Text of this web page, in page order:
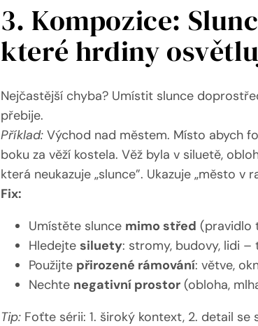
3. Kompozice:
které hrdiny
Nejčastější chyba? Umístit slunce
přebije.
Příklad: Východ nad městem. Místo abych
boku za věží kostela. Věž byla v siluetě,
která neukazuje „slunce”. Ukazuje „město v
Fix:
Umístěte slunce mimo střed (pravidlo
Hledejtesiluety: stromy, budovy, lidi
Použijte přirozené rámování: větve,
Nechte negativní prostor (obloha,
Tip: Foťte sérii: 1. široký kontext, 2. detail